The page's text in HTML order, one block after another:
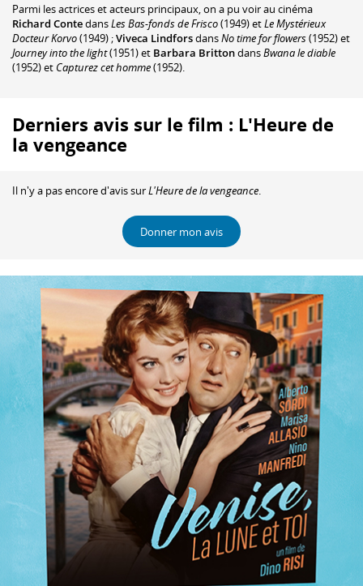
Parmi les actrices et acteurs principaux, on a pu voir au cinéma
Richard ContedansLes Bas-fonds de Frisco(1949) etLe Mystérieux
Docteur Korvo(1949) ;Viveca LindforsdansNo time for flowers(1952) et
Journey into the light(1951) et Barbara BrittondansBwana le diable
(1952) et Capturez cet homme(1952).
Derniers avis sur le film : L'Heure de
la vengeance
Il n'y a pas encore d'avis surL'Heure de la vengeance.
Donner mon avis